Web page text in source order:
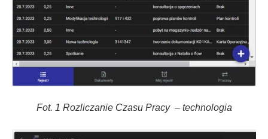
Fot. 1 Rozliczanie Czasu Pracy – technologia